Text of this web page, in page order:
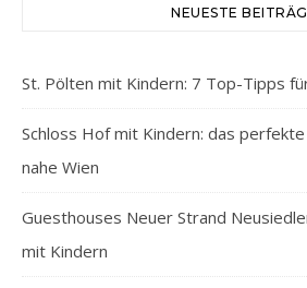
NEUESTE
St. Pölten mit Kindern: 7 Top-Tipps
Schloss Hof mit Kindern: das
nahe Wien
Guesthouses Neuer Strand
mit Kindern